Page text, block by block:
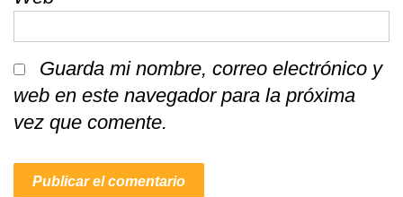
Guarda mi nombre, correo electrónico y
web en este navegador para la próxima
vez que comente.